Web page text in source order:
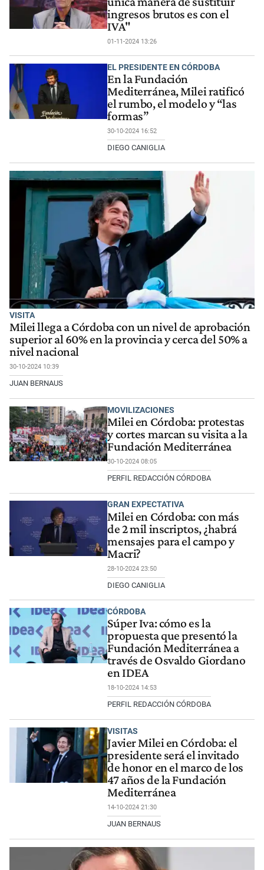
ingresos brutos es con el
IVA"
01-11-2024 13:26
EL PRESIDENTE EN CÓRDOBA
En la Fundación
Mediterránea, Milei ratificó
el rumbo, el modelo y “las
formas”
30-10-2024 16:52
DIEGO CANIGLIA
VISITA
Milei llega a Córdoba con un nivel de aprobación
superior al 60% en la provincia y cerca del 50% a
nivel nacional
30-10-2024 10:39
JUAN BERNAUS
MOVILIZACIONES
Milei en Córdoba: protestas
y cortes marcan su visita a la
Fundación Mediterránea
30-10-2024 08:05
PERFIL REDACCIÓN CÓRDOBA
GRAN EXPECTATIVA
Milei en Córdoba: con más
de 2 mil inscriptos, ¿habrá
mensajes para el campo y
Macri?
28-10-2024 23:50
DIEGO CANIGLIA
CÓRDOBA
Súper Iva: cómo es la
propuesta que presentó la
Fundación Mediterránea a
través de Osvaldo Giordano
en IDEA
18-10-2024 14:53
PERFIL REDACCIÓN CÓRDOBA
VISITAS
Javier Milei en Córdoba: el
presidente será el invitado
de honor en el marco de los
47 años de la Fundación
Mediterránea
14-10-2024 21:30
JUAN BERNAUS